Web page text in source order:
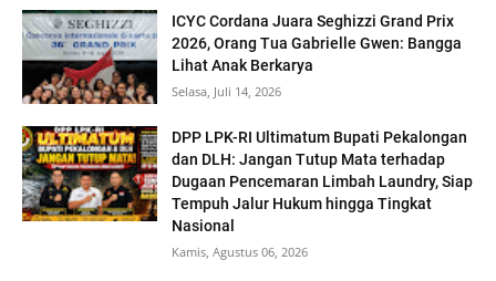
ICYC Cordana Juara Seghizzi Grand Prix
2026, Orang Tua Gabrielle Gwen: Bangga
Lihat Anak Berkarya
Selasa, Juli 14, 2026
DPP LPK-RI Ultimatum Bupati Pekalongan
dan DLH: Jangan Tutup Mata terhadap
Dugaan Pencemaran Limbah Laundry, Siap
Tempuh Jalur Hukum hingga Tingkat
Nasional
Kamis, Agustus 06, 2026